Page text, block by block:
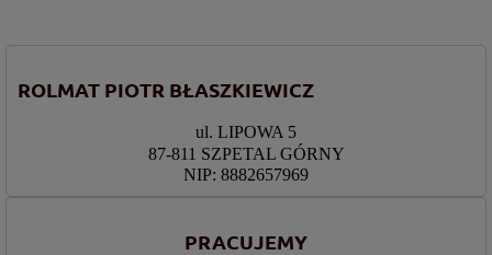
ROLMAT PIOTR BŁASZKIEWICZ
ul. LIPOWA 5
87-811 SZPETAL GÓRNY
NIP: 8882657969
PRACUJEMY